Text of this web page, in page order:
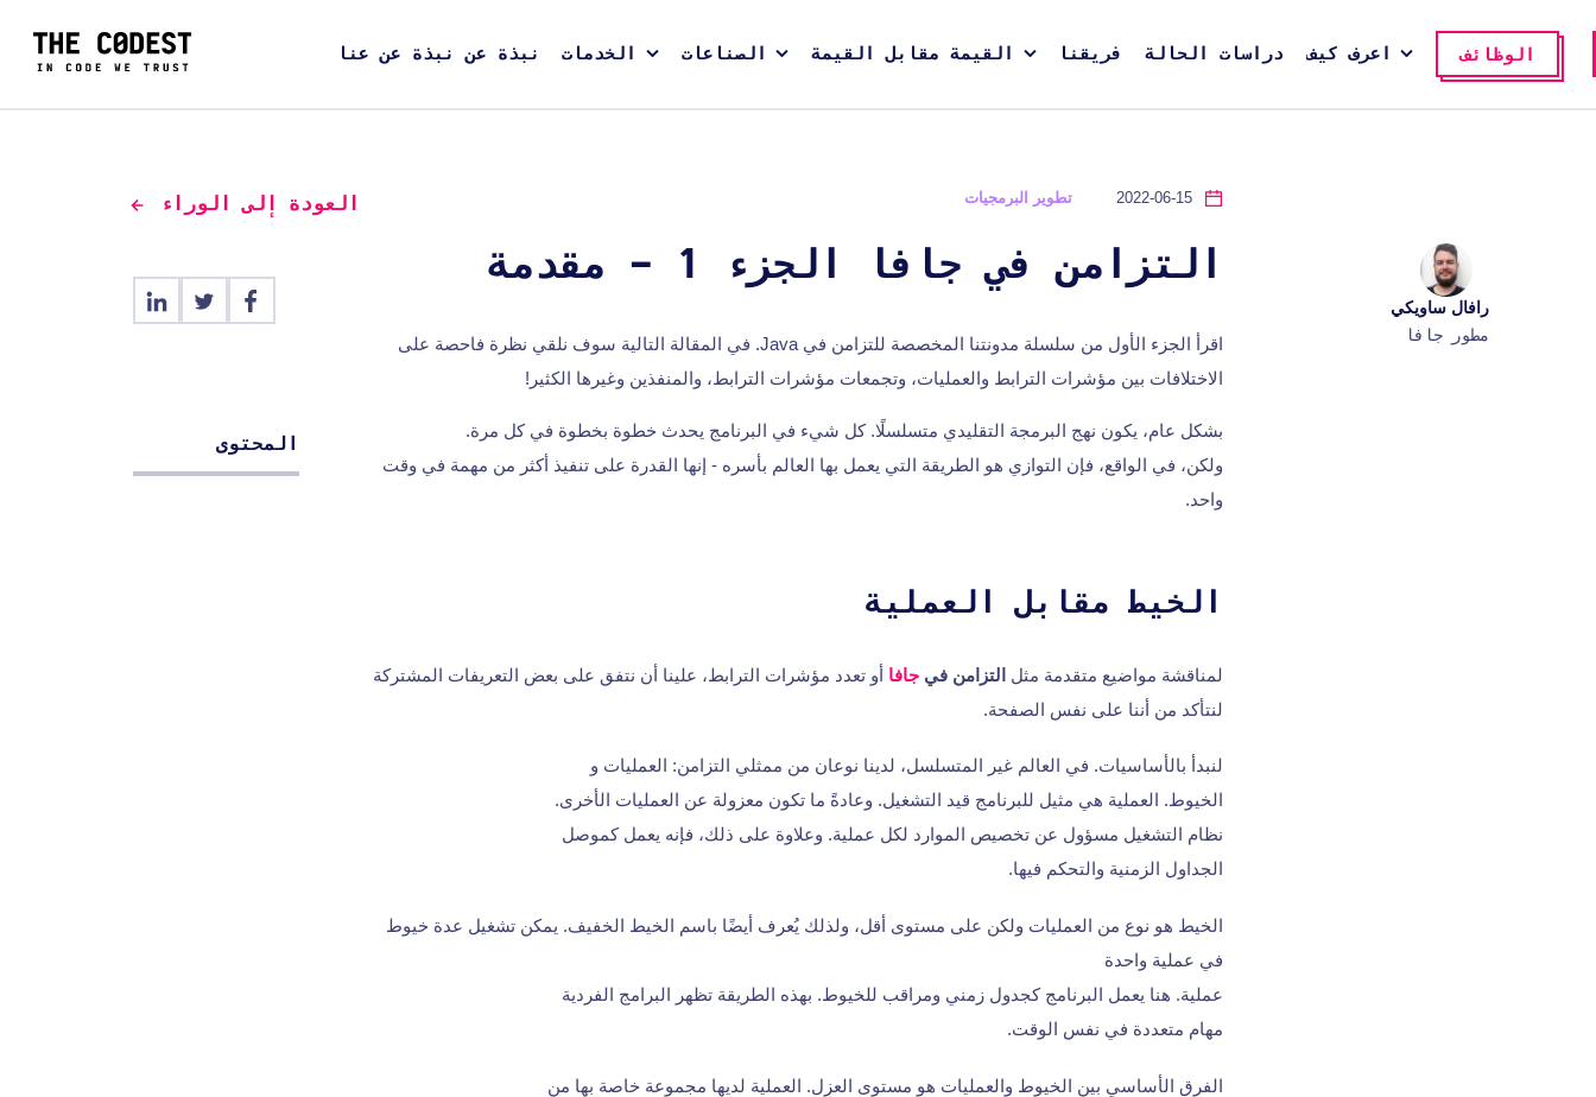
نبذة عن نبذة عن عنا الخدمات الصناعات القيمة مقابل القيمة فريقنا دراسات الحالة اعرف كيف الوظائف
العودة إلى الوراء
المحتوى
2022-06-15 تطوير البرمجيات
التزامن في جافا الجزء 1 - مقدمة
رافال ساويكي
مطور جافا
اقرأ الجزء الأول من سلسلة مدونتنا المخصصة للتزامن في Java. في المقالة التالية سوف نلقي نظرة فاحصة على
الاختلافات بين مؤشرات الترابط والعمليات، وتجمعات مؤشرات الترابط، والمنفذين وغيرها الكثير!
بشكل عام، يكون نهج البرمجة التقليدي متسلسلًا. كل شيء في البرنامج يحدث خطوة بخطوة في كل مرة.
ولكن، في الواقع، فإن التوازي هو الطريقة التي يعمل بها العالم بأسره - إنها القدرة على تنفيذ أكثر من مهمة في وقت
واحد.
الخيط مقابل العملية
لمناقشة مواضيع متقدمة مثل التزامن في جافا أو تعدد مؤشرات الترابط، علينا أن نتفق على بعض التعريفات المشتركة
لنتأكد من أننا على نفس الصفحة.
لنبدأ بالأساسيات. في العالم غير المتسلسل، لدينا نوعان من ممثلي التزامن: العمليات و
الخيوط. العملية هي مثيل للبرنامج قيد التشغيل. وعادةً ما تكون معزولة عن العمليات الأخرى.
نظام التشغيل مسؤول عن تخصيص الموارد لكل عملية. وعلاوة على ذلك، فإنه يعمل كموصل
الجداول الزمنية والتحكم فيها.
الخيط هو نوع من العمليات ولكن على مستوى أقل، ولذلك يُعرف أيضًا باسم الخيط الخفيف. يمكن تشغيل عدة خيوط
في عملية واحدة
عملية. هنا يعمل البرنامج كجدول زمني ومراقب للخيوط. بهذه الطريقة تظهر البرامج الفردية
مهام متعددة في نفس الوقت.
الفرق الأساسي بين الخيوط والعمليات هو مستوى العزل. العملية لديها مجموعة خاصة بها من